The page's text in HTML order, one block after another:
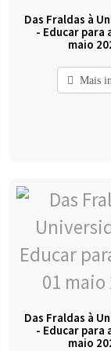
Das Fraldas à
- Educar para
maio
Mais
Das Fraldas à
- Educar para
maio